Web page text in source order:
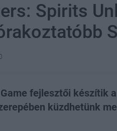
Spirits
fejlesztői készítik
küzdhetünk